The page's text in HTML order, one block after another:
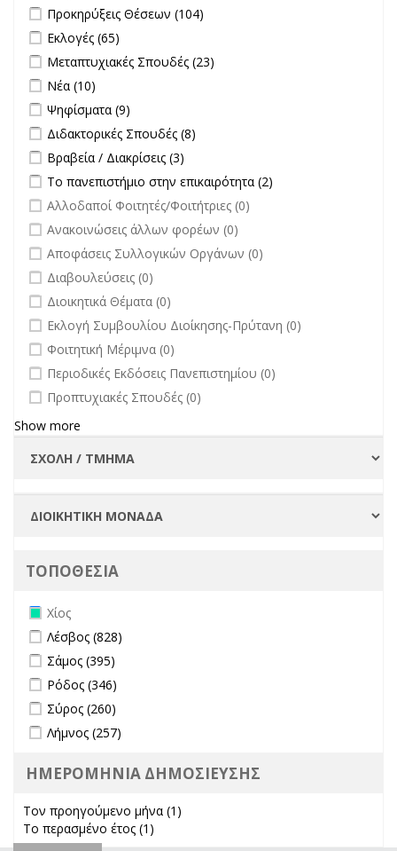
Apply Προκηρύξεις Θέσεων filter
Προκηρύξεις Θέσεων (104)
Apply Εκλογές filter
Εκλογές (65)
Apply Μεταπτυχιακές Σπουδές filter
Μεταπτυχιακές Σπουδές (23)
Apply Νέα filter
Νέα (10)
Apply Ψηφίσματα filter
Ψηφίσματα (9)
Apply Διδακτορικές Σπουδές filter
Διδακτορικές Σπουδές (8)
Apply Βραβεία / Διακρίσεις filter
Βραβεία / Διακρίσεις (3)
Apply Το πανεπιστήμιο στην επικαιρότητα filter
Το πανεπιστήμιο στην επικαιρότητα (2)
undefined
Αλλοδαποί Φοιτητές/Φοιτήτριες (0)
undefined
Ανακοινώσεις άλλων φορέων (0)
undefined
Αποφάσεις Συλλογικών Οργάνων (0)
undefined
Διαβουλεύσεις (0)
undefined
Διοικητικά Θέματα (0)
undefined
Εκλογή Συμβουλίου Διοίκησης-Πρύτανη (0)
undefined
Φοιτητική Μέριμνα (0)
undefined
Περιοδικές Εκδόσεις Πανεπιστημίου (0)
undefined
Προπτυχιακές Σπουδές (0)
Show more
ΤΟΠΟΘΕΣΙΑ
Remove Χίος filter
Χίος
Apply Λέσβος filter
Λέσβος (828)
Apply Σάμος filter
Σάμος (395)
Apply Ρόδος filter
Ρόδος (346)
Apply Σύρος filter
Σύρος (260)
Apply Λήμνος filter
Λήμνος (257)
ΗΜΕΡΟΜΗΝΙΑ ΔΗΜΟΣΙΕΥΣΗΣ
Τον προηγούμενο μήνα (1)
Το περασμένο έτος (1)